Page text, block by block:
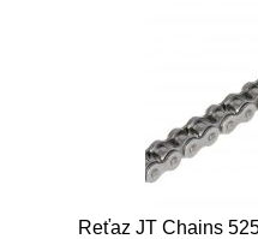
Reťaz JT Chains